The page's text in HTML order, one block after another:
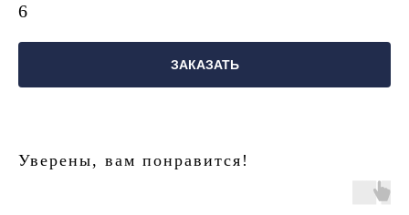
6
ЗАКАЗАТЬ
Уверены, вам понравится!